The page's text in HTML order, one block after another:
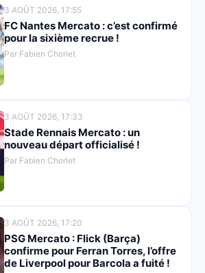
3 AOÛT 2026, 17:55
FC Nantes Mercato : c’est confirmé
pour la sixième recrue !
Par Fabien Chorlet
3 AOÛT 2026, 17:33
Stade Rennais Mercato : un
nouveau départ officialisé !
Par Fabien Chorlet
3 AOÛT 2026, 17:20
PSG Mercato : Flick (Barça)
confirme pour Ferran Torres, l’offre
de Liverpool pour Barcola a fuité !